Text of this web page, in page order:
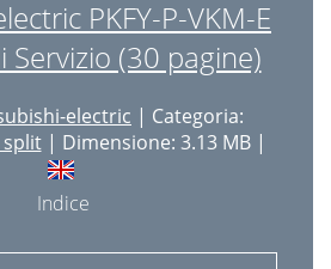
PKFY-P-VKM-E
Servizio (30 pagine)
electric | Categoria:
split| Dimensione: 3.13 MB |
Indice